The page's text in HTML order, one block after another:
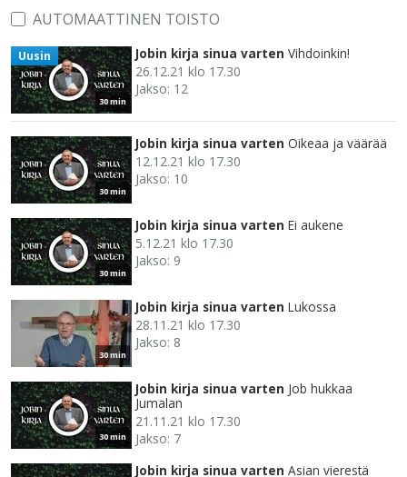
AUTOMAATTINEN TOISTO
30 min
Uusin Jobin kirja sinua varten Vihdoinkin!
26.12.21 klo 17.30
Jakso: 12
30 min
Jobin kirja sinua varten Oikeaa ja väärää
12.12.21 klo 17.30
Jakso: 10
30 min
Jobin kirja sinua varten Ei aukene
5.12.21 klo 17.30
Jakso: 9
30 min
Jobin kirja sinua varten Lukossa
28.11.21 klo 17.30
Jakso: 8
30 min
Jobin kirja sinua varten Job hukkaa
Jumalan
21.11.21 klo 17.30
Jakso: 7
Jobin kirja sinua varten Asian vierestä